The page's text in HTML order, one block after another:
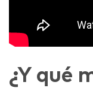
¿Y qué